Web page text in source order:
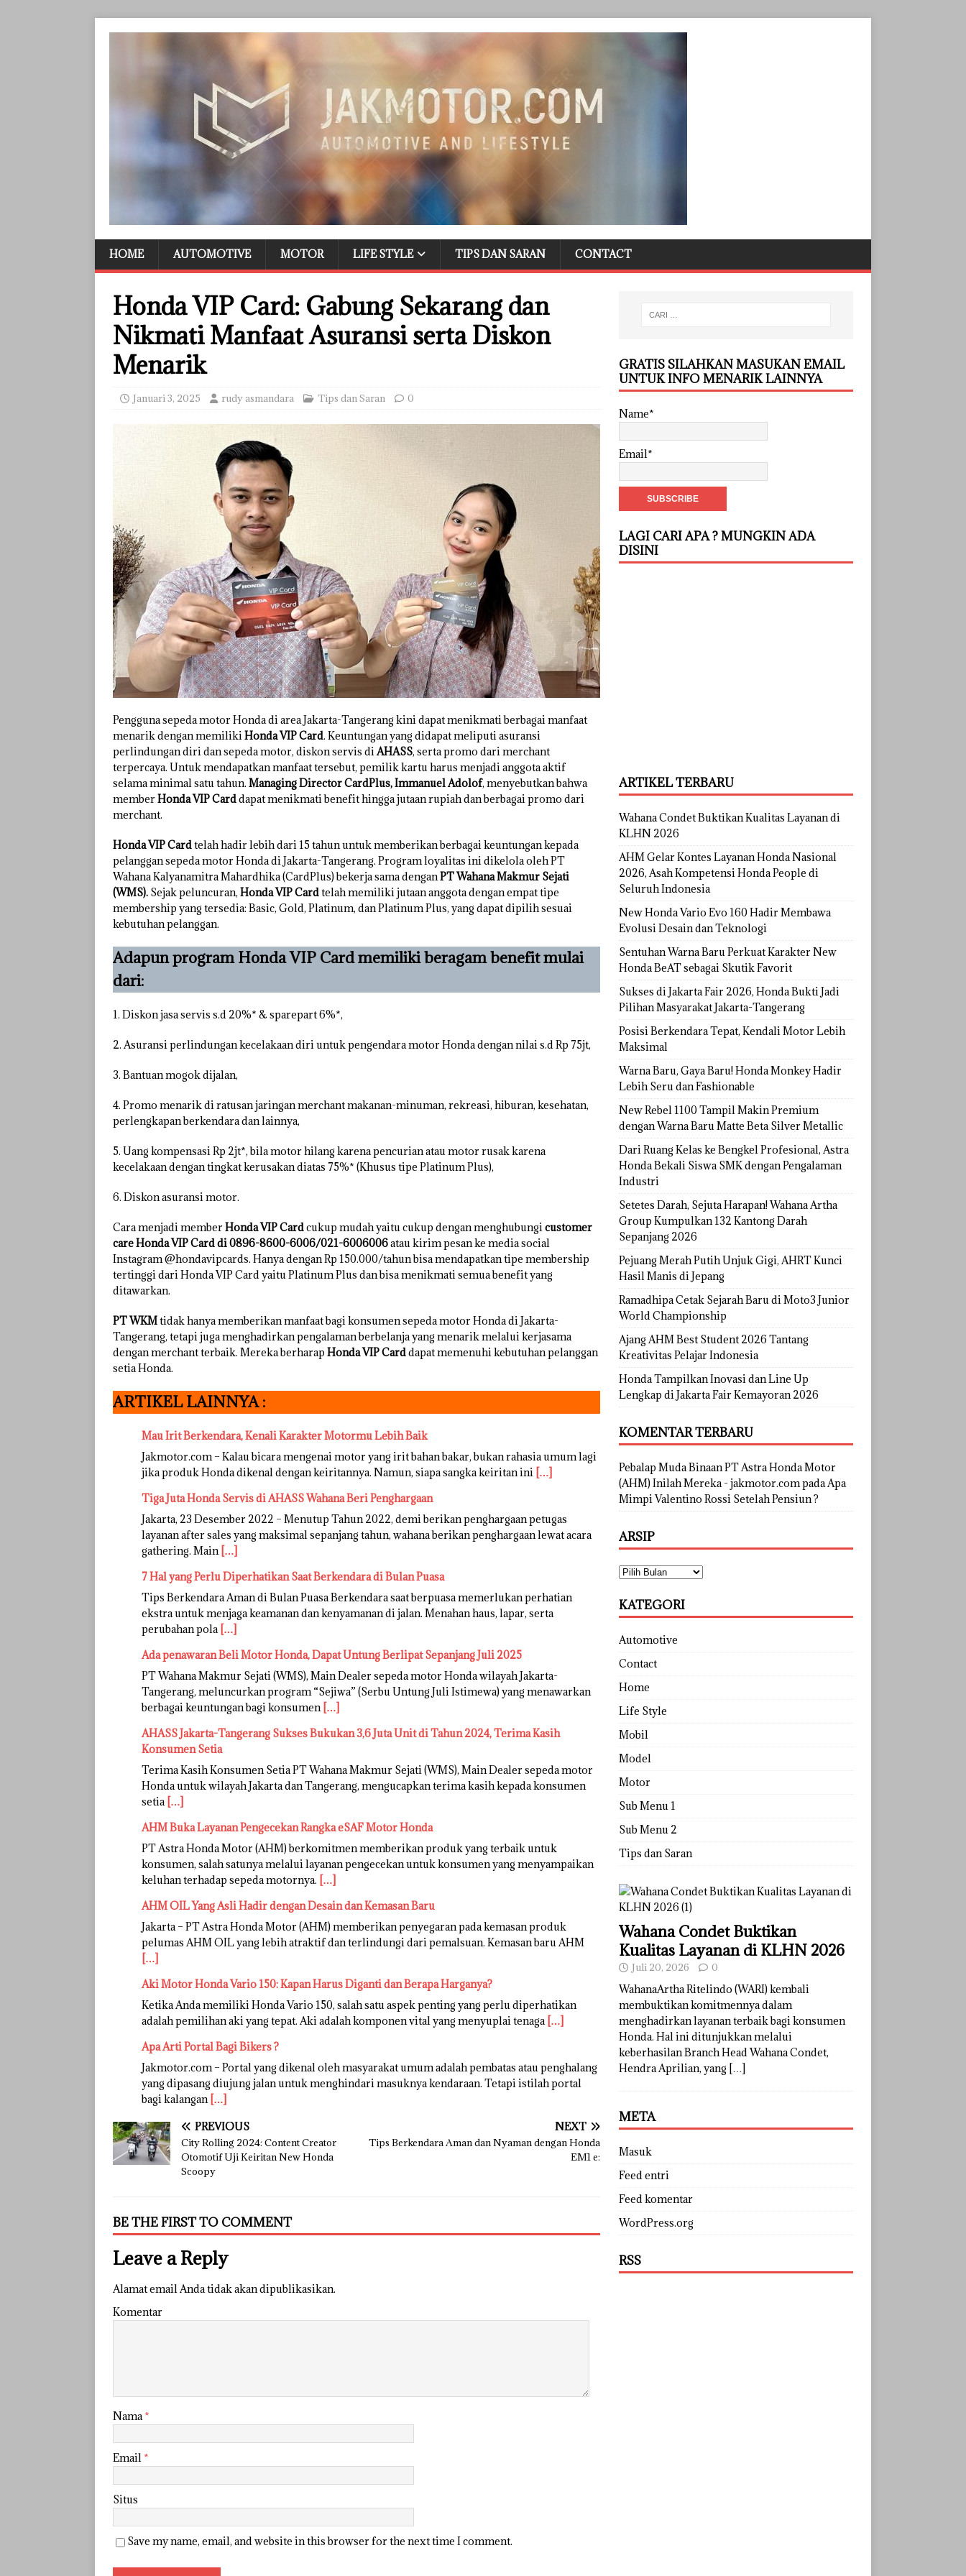
HOME AUTOMOTIVE MOTOR LIFE STYLE TIPS DAN SARAN CONTACT
Honda VIP Card: Gabung Sekarang dan
Nikmati Manfaat Asuransi serta Diskon
Menarik
Januari 3, 2025 rudy asmandara Tips dan Saran 0
Pengguna sepeda motor Honda di area Jakarta-Tangerang kini dapat menikmati berbagai manfaat
menarik dengan memilikiHonda VIP Card. Keuntungan yang didapat meliputi asuransi
perlindungan diri dan sepeda motor, diskon servis diAHASS, serta promo dari merchant
terpercaya. Untuk mendapatkan manfaat tersebut, pemilik kartu harus menjadi anggota aktif
selama minimal satu tahun. Managing Director CardPlus, Immanuel Adolof, menyebutkan bahwa
memberHonda VIP Carddapat menikmati benefit hingga jutaan rupiah dan berbagai promo dari
merchant.
Honda VIP Cardtelah hadir lebih dari 15 tahun untuk memberikan berbagai keuntungan kepada
pelanggan sepeda motor Honda di Jakarta-Tangerang. Program loyalitas ini dikelola oleh PT
Wahana Kalyanamitra Mahardhika (CardPlus) bekerja sama denganPT Wahana Makmur Sejati
(WMS). Sejak peluncuran, Honda VIP Cardtelah memiliki jutaan anggota dengan empat tipe
membership yang tersedia: Basic, Gold, Platinum, dan Platinum Plus, yang dapat dipilih sesuai
kebutuhan pelanggan.
Adapun program Honda VIP Card memiliki beragam benefit mulai
dari:
1. Diskon jasa servis s.d 20%* & sparepart 6%*,
2. Asuransi perlindungan kecelakaan diri untuk pengendara motor Honda dengan nilai s.d Rp 75jt,
3. Bantuan mogok dijalan,
4. Promo menarik di ratusan jaringan merchant makanan-minuman, rekreasi, hiburan, kesehatan,
perlengkapan berkendara dan lainnya,
5. Uang kompensasi Rp 2jt*, bila motor hilang karena pencurian atau motor rusak karena
kecelakaan dengan tingkat kerusakan diatas 75%* (Khusus tipe Platinum Plus),
6. Diskon asuransi motor.
Cara menjadi memberHonda VIP Cardcukup mudah yaitu cukup dengan menghubungicustomer
care Honda VIP Card di 0896-8600-6006/021-6006006atau kirim pesan ke media social
Instagram @hondavipcards. Hanya dengan Rp 150.000/tahun bisa mendapatkan tipe membership
tertinggi dari Honda VIP Card yaitu Platinum Plus dan bisa menikmati semua benefit yang
ditawarkan.
PT WKMtidak hanya memberikan manfaat bagi konsumen sepeda motor Honda di Jakarta-
Tangerang, tetapi juga menghadirkan pengalaman berbelanja yang menarik melalui kerjasama
dengan merchant terbaik. Mereka berharap Honda VIP Carddapat memenuhi kebutuhan pelanggan
setia Honda.
ARTIKEL LAINNYA :
Mau Irit Berkendara, Kenali Karakter Motormu Lebih Baik
Jakmotor.com – Kalau bicara mengenai motor yang irit bahan bakar, bukan rahasia umum lagi
jika produk Honda dikenal dengan keiritannya. Namun, siapa sangka keiritan ini […]
Tiga Juta Honda Servis di AHASS Wahana Beri Penghargaan
Jakarta, 23 Desember 2022 – Menutup Tahun 2022, demi berikan penghargaan petugas
layanan after sales yang maksimal sepanjang tahun, wahana berikan penghargaan lewat acara
gathering. Main […]
7 Hal yang Perlu Diperhatikan Saat Berkendara di Bulan Puasa
Tips Berkendara Aman di Bulan Puasa Berkendara saat berpuasa memerlukan perhatian
ekstra untuk menjaga keamanan dan kenyamanan di jalan. Menahan haus, lapar, serta
perubahan pola […]
Ada penawaran Beli Motor Honda, Dapat Untung Berlipat Sepanjang Juli 2025
PT Wahana Makmur Sejati (WMS), Main Dealer sepeda motor Honda wilayah Jakarta-
Tangerang, meluncurkan program “Sejiwa” (Serbu Untung Juli Istimewa) yang menawarkan
berbagai keuntungan bagi konsumen […]
AHASS Jakarta-Tangerang Sukses Bukukan 3,6 Juta Unit di Tahun 2024, Terima Kasih
Konsumen Setia
Terima Kasih Konsumen Setia PT Wahana Makmur Sejati (WMS), Main Dealer sepeda motor
Honda untuk wilayah Jakarta dan Tangerang, mengucapkan terima kasih kepada konsumen
setia […]
AHM Buka Layanan Pengecekan Rangka eSAF Motor Honda
PT Astra Honda Motor (AHM) berkomitmen memberikan produk yang terbaik untuk
konsumen, salah satunya melalui layanan pengecekan untuk konsumen yang menyampaikan
keluhan terhadap sepeda motornya. […]
AHM OIL Yang Asli Hadir dengan Desain dan Kemasan Baru
Jakarta – PT Astra Honda Motor (AHM) memberikan penyegaran pada kemasan produk
pelumas AHM OIL yang lebih atraktif dan terlindungi dari pemalsuan. Kemasan baru AHM
[…]
Aki Motor Honda Vario 150: Kapan Harus Diganti dan Berapa Harganya?
Ketika Anda memiliki Honda Vario 150, salah satu aspek penting yang perlu diperhatikan
adalah pemilihan aki yang tepat. Aki adalah komponen vital yang menyuplai tenaga […]
Apa Arti Portal Bagi Bikers ?
Jakmotor.com – Portal yang dikenal oleh masyarakat umum adalah pembatas atau penghalang
yang dipasang diujung jalan untuk menghindari masuknya kendaraan. Tetapi istilah portal
bagi kalangan […]
PREVIOUS
City Rolling 2024: Content Creator
Otomotif Uji Keiritan New Honda
Scoopy
NEXT
Tips Berkendara Aman dan Nyaman dengan Honda
EM1 e:
BE THE FIRST TO COMMENT
Leave a Reply
Alamat email Anda tidak akan dipublikasikan.
Komentar
Nama*
Email *
Situs
Save my name, email, and website in this browser for the next time I comment.
GRATIS SILAHKAN MASUKAN EMAIL
UNTUK INFO MENARIK LAINNYA
Name*
Email*
LAGI CARI APA ? MUNGKIN ADA
DISINI
ARTIKEL TERBARU
Wahana Condet Buktikan Kualitas Layanan di
KLHN 2026
AHM Gelar Kontes Layanan Honda Nasional
2026, Asah Kompetensi Honda People di
Seluruh Indonesia
New Honda Vario Evo 160 Hadir Membawa
Evolusi Desain dan Teknologi
Sentuhan Warna Baru Perkuat Karakter New
Honda BeAT sebagai Skutik Favorit
Sukses di Jakarta Fair 2026, Honda Bukti Jadi
Pilihan Masyarakat Jakarta-Tangerang
Posisi Berkendara Tepat, Kendali Motor Lebih
Maksimal
Warna Baru, Gaya Baru! Honda Monkey Hadir
Lebih Seru dan Fashionable
New Rebel 1100 Tampil Makin Premium
dengan Warna Baru Matte Beta Silver Metallic
Dari Ruang Kelas ke Bengkel Profesional, Astra
Honda Bekali Siswa SMK dengan Pengalaman
Industri
Setetes Darah, Sejuta Harapan! Wahana Artha
Group Kumpulkan 132 Kantong Darah
Sepanjang 2026
Pejuang Merah Putih Unjuk Gigi, AHRT Kunci
Hasil Manis di Jepang
Ramadhipa Cetak Sejarah Baru di Moto3 Junior
World Championship
Ajang AHM Best Student 2026 Tantang
Kreativitas Pelajar Indonesia
Honda Tampilkan Inovasi dan Line Up
Lengkap di Jakarta Fair Kemayoran 2026
KOMENTAR TERBARU
Pebalap Muda Binaan PT Astra Honda Motor
(AHM) Inilah Mereka - jakmotor.compadaApa
Mimpi Valentino Rossi Setelah Pensiun ?
ARSIP
KATEGORI
Automotive
Contact
Home
Life Style
Mobil
Model
Motor
Sub Menu 1
Sub Menu 2
Tips dan Saran
Wahana Condet Buktikan
Kualitas Layanan di KLHN 2026
Juli 20, 2026 0
WahanaArtha Ritelindo (WARI) kembali
membuktikan komitmennya dalam
menghadirkan layanan terbaik bagi konsumen
Honda. Hal ini ditunjukkan melalui
keberhasilan Branch Head Wahana Condet,
Hendra Aprilian, yang […]
META
Masuk
Feed entri
Feed komentar
WordPress.org
RSS